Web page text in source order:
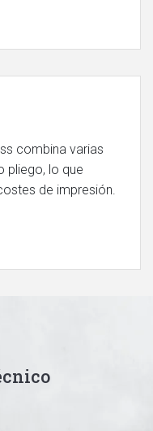
combina varias
pliego, lo que
de impresión.